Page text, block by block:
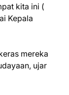
kita ini (
Kepala
mereka
ujar